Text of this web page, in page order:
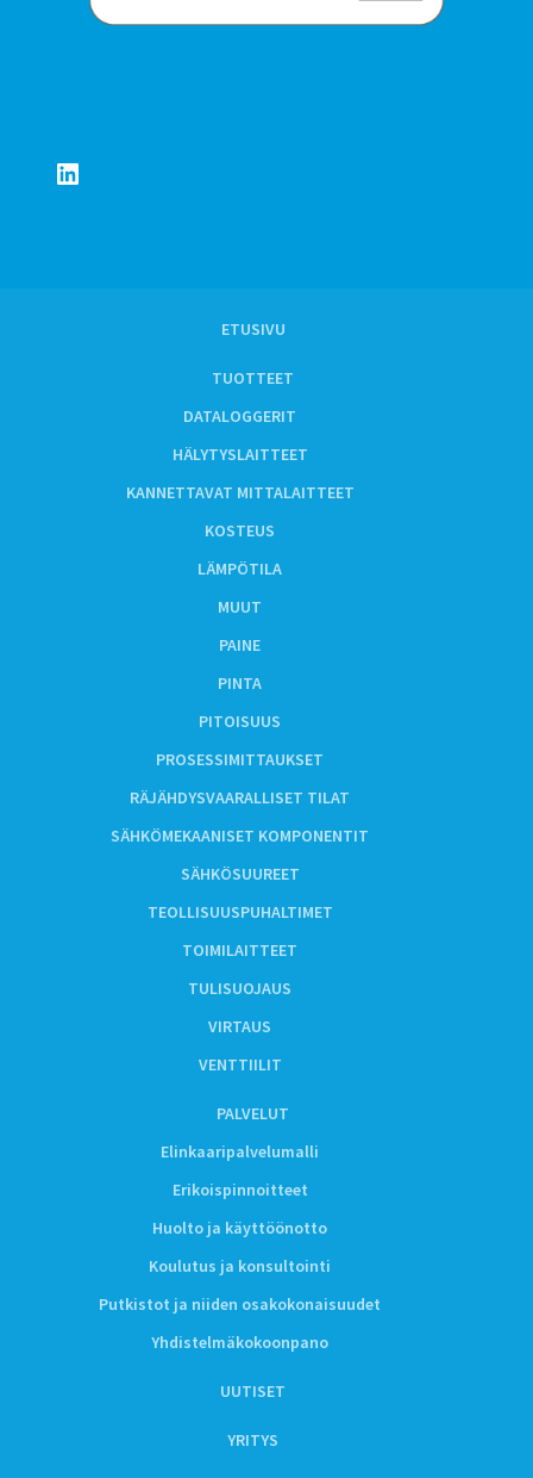
LinkedIn
ETUSIVU
TUOTTEET
DATALOGGERIT
HÄLYTYSLAITTEET
KANNETTAVAT MITTALAITTEET
KOSTEUS
LÄMPÖTILA
MUUT
PAINE
PINTA
PITOISUUS
PROSESSIMITTAUKSET
RÄJÄHDYSVAARALLISET TILAT
SÄHKÖMEKAANISET KOMPONENTIT
SÄHKÖSUUREET
TEOLLISUUSPUHALTIMET
TOIMILAITTEET
TULISUOJAUS
VIRTAUS
VENTTIILIT
PALVELUT
Elinkaaripalvelumalli
Erikoispinnoitteet
Huolto ja käyttöönotto
Koulutus ja konsultointi
Putkistot ja niiden osakokonaisuudet
Yhdistelmäkokoonpano
UUTISET
YRITYS